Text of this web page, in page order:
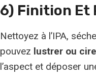
6) Finition
Nettoyez à l’IPA,
pouvez lustrer ou
l’aspect et déposer